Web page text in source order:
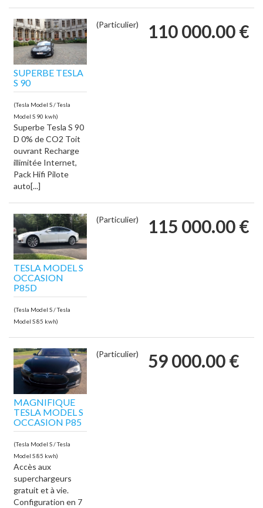
SUPERBE TESLA
S 90
(Tesla Model S / Tesla
Model S 90 kwh)
Superbe Tesla S 90
D 0% de CO2 Toit
ouvrant Recharge
illimitée Internet,
Pack Hifi Pilote
auto[...]
(Particulier) 110 000.00 €
TESLA MODEL S
OCCASION
P85D
(Tesla Model S / Tesla
Model S 85 kwh)
(Particulier) 115 000.00 €
MAGNIFIQUE
TESLA MODEL S
OCCASION P85
(Tesla Model S / Tesla
Model S 85 kwh)
Accès aux
superchargeurs
gratuit et à vie.
Configuration en 7
(Particulier) 59 000.00 €